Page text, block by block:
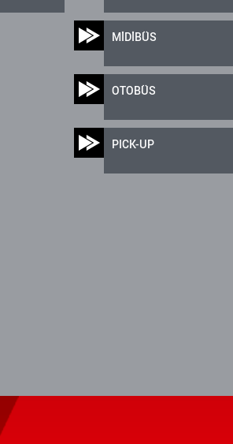
MİDİBÜS
OTOBÜS
PICK-UP